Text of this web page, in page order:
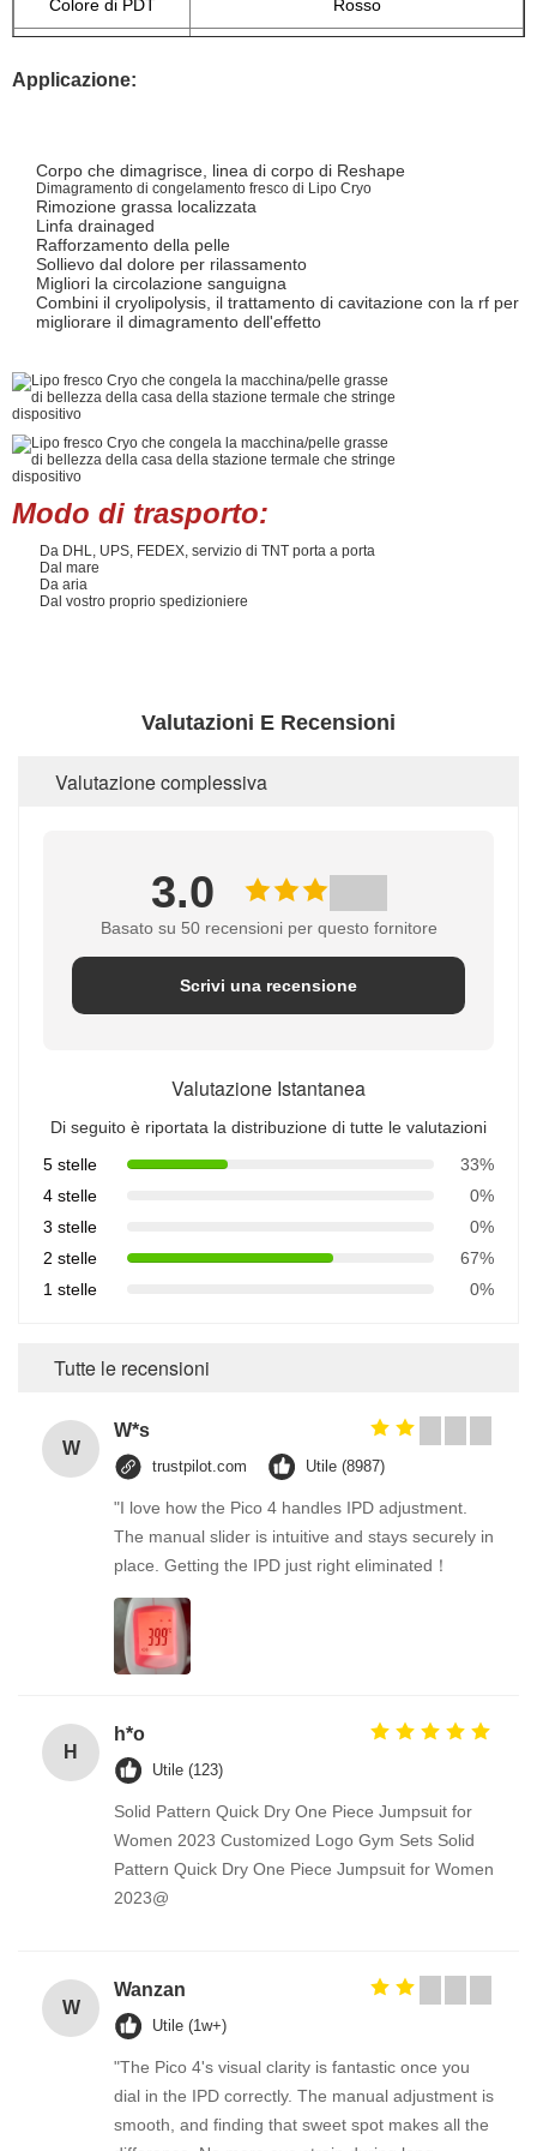
Colore di PDT
Rosso
Energia controllata
Sì
Tensione in ingresso
Applicazione:
Corpo che dimagrisce, linea di corpo di Reshape
Dimagramento di congelamento fresco di Lipo Cryo
Rimozione grassa localizzata
Linfa drainaged
Rafforzamento della pelle
Sollievo dal dolore per rilassamento
Migliori la circolazione sanguigna
Combini il cryolipolysis, il trattamento di cavitazione con la rf per
migliorare il dimagramento dell'effetto
Modo di trasporto:
Da DHL, UPS, FEDEX, servizio di TNT porta a porta
Dal mare
Da aria
Dal vostro proprio spedizioniere
Valutazioni E Recensioni
Valutazione complessiva
3.0
Basato su 50 recensioni per questo fornitore
Scrivi una recensione
Valutazione Istantanea
Di seguito è riportata la distribuzione di tutte le valutazioni
5 stelle
33%
4 stelle
0%
3 stelle
0%
2 stelle
67%
1 stelle
0%
Tutte le recensioni
W
W*s
trustpilot.com Utile (8987)
"I love how the Pico 4 handles IPD adjustment.
The manual slider is intuitive and stays securely in
place. Getting the IPD just right eliminated！
H
h*o
Utile (123)
Solid Pattern Quick Dry One Piece Jumpsuit for
Women 2023 Customized Logo Gym Sets Solid
Pattern Quick Dry One Piece Jumpsuit for Women
2023@
W
Wanzan
Utile (1w+)
"The Pico 4's visual clarity is fantastic once you
dial in the IPD correctly. The manual adjustment is
smooth, and finding that sweet spot makes all the